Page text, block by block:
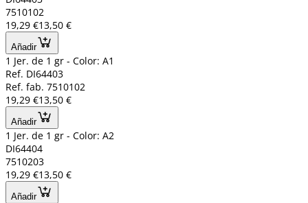
7510102
19,29 €13,50 €
Añadir
1 Jer. de 1 gr - Color: A1
Ref. DI64403
Ref. fab. 7510102
19,29 €13,50 €
Añadir
1 Jer. de 1 gr - Color: A2
DI64404
7510203
19,29 €13,50 €
Añadir